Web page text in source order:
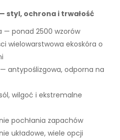
styl, ochrona i trwałość
— ponad 2500 wzorów
wielowarstwowa ekoskóra o
antypoślizgowa, odporna na
wilgoć i ekstremalne
pochłania zapachów
układowe, wiele opcji